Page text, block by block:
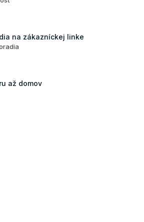
na zákazníckej linke
až domov